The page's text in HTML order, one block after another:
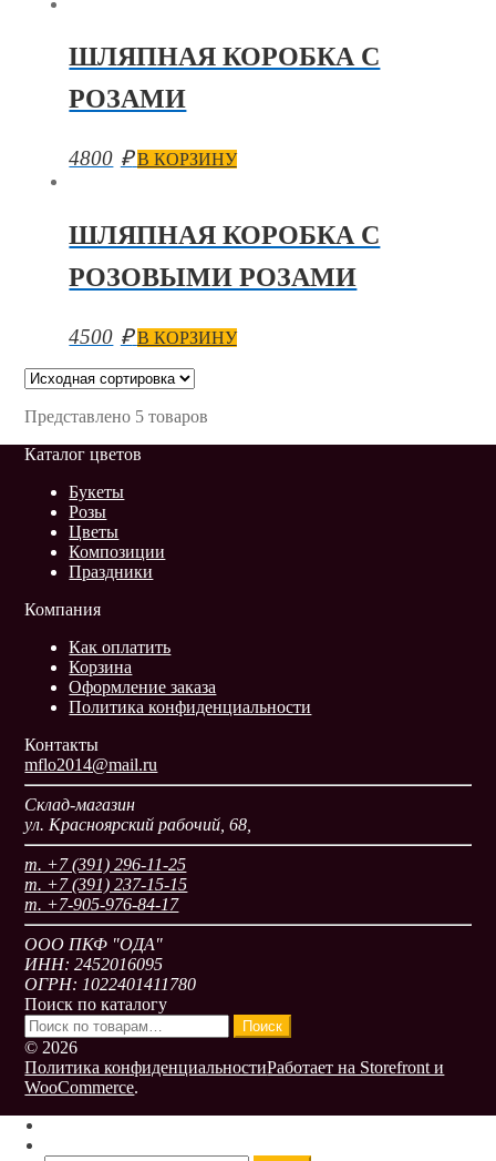
ШЛЯПНАЯ КОРОБКА С
РОЗАМИ
4800 ₽ В КОРЗИНУ
ШЛЯПНАЯ КОРОБКА С
РОЗОВЫМИ РОЗАМИ
4500 ₽ В КОРЗИНУ
Представлено 5 товаров
Каталог цветов
Букеты
Розы
Цветы
Композиции
Праздники
Компания
Как оплатить
Корзина
Оформление заказа
Политика конфиденциальности
Контакты
mflo2014@mail.ru
Склад-магазин
ул. Красноярский рабочий, 68,
т. +7 (391) 296-11-25
т. +7 (391) 237-15-15
т. +7-905-976-84-17
ООО ПКФ "ОДА"
ИНН: 2452016095
ОГРН: 1022401411780
Поиск по каталогу
Искать:
Поиск
© 2026
Политика конфиденциальностиРаботает на Storefront и
WooCommerce.